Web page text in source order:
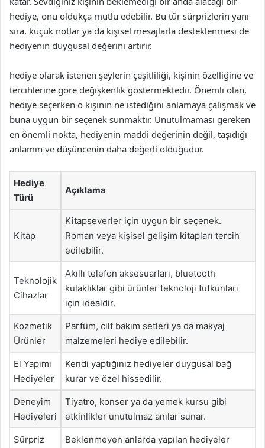
hediye, onu oldukça mutlu edebilir. Bu tür sürprizlerin yanı
sıra, küçük notlar ya da kişisel mesajlarla desteklenmesi de
hediyenin duygusal değerini artırır.
hediye olarak istenen şeylerin çeşitliliği, kişinin özelliğine ve
tercihlerine göre değişkenlik göstermektedir. Önemli olan,
hediye seçerken o kişinin ne istediğini anlamaya çalışmak ve
buna uygun bir seçenek sunmaktır. Unutulmaması gereken
en önemli nokta, hediyenin maddi değerinin değil, taşıdığı
anlamın ve düşüncenin daha değerli olduğudur.
Hediye
Türü
Açıklama
Kitap
Kitapseverler için uygun bir seçenek.
Roman veya kişisel gelişim kitapları tercih
edilebilir.
Teknolojik
Cihazlar
Akıllı telefon aksesuarları, bluetooth
kulaklıklar gibi ürünler teknoloji tutkunları
için idealdir.
Kozmetik
Ürünler
Parfüm, cilt bakım setleri ya da makyaj
malzemeleri hediye edilebilir.
El Yapımı
Hediyeler
Kendi yaptığınız hediyeler duygusal bağ
kurar ve özel hissedilir.
Deneyim
Hediyeleri
Tiyatro, konser ya da yemek kursu gibi
etkinlikler unutulmaz anılar sunar.
Sürpriz
Beklenmeyen anlarda yapılan hediyeler